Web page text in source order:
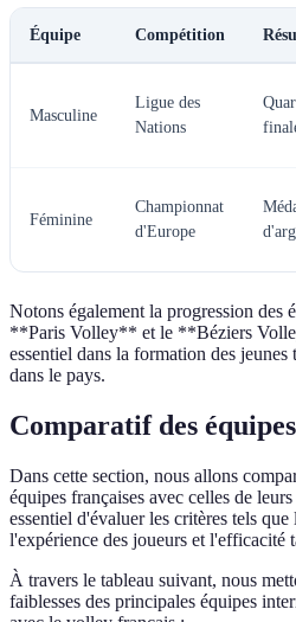
Équipe Compétition
Masculine
Ligue des
Nations
Féminine
Championnat
d'Europe
Notons également la progression des
**Paris Volley** et le **Béziers
essentiel dans la formation des
dans le pays.
Comparatif des
Dans cette section, nous allons
équipes françaises avec celles de
essentiel d'évaluer les critères tels
l'expérience des joueurs et l'efficacité
À travers le tableau suivant, nous
faiblesses des principales équipes